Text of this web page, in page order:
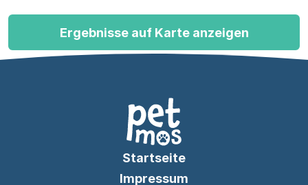
Ergebnisse auf Karte anzeigen
Startseite
Impressum